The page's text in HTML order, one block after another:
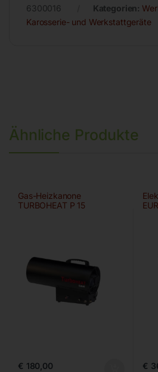
6300016
Kategorien:
Karosserie- und Werkstattgeräte
Ähnliche Produkte
Gas-Heizkanone
TURBOHEAT P 15
€ 180,00 €